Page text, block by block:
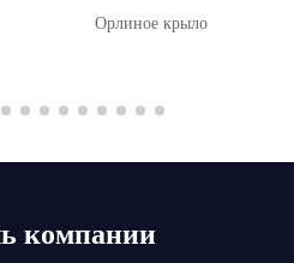
Орлиное крыло
компании